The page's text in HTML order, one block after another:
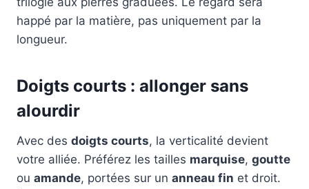
happé par la matière, pas uniquement par la
longueur.
Doigts courts : allonger sans
alourdir
Avec des doigts courts, la verticalité devient
votre alliée. Préférez les tailles marquise, goutte
ou amande, portées sur un anneau fin et droit.